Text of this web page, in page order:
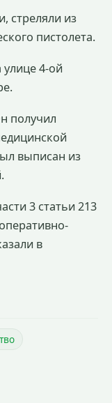
стреляли из
пистолета.
улице 4-ой
получил
выписан из
3 статьи 213
в